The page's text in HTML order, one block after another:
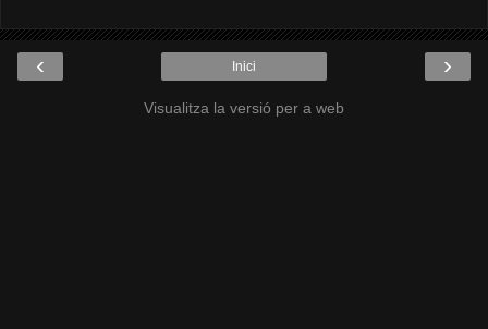
‹ ›
Inici
Visualitza la versió per a web